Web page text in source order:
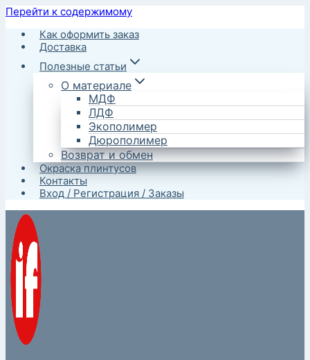
Перейти к содержимому
Как оформить заказ
Доставка
Полезные статьи
О материале
МДФ
ЛДФ
Экополимер
Дюрополимер
Возврат и обмен
Окраска плинтусов
Контакты
Вход / Регистрация / Заказы